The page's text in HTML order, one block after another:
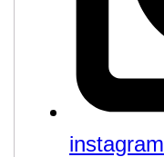
instagram